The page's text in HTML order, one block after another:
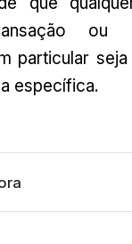
ou
particular
específica.